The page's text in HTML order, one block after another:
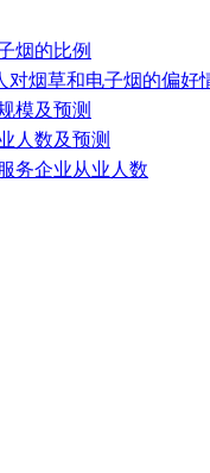
烟的比例
对烟草和电子烟的偏好
模及预测
人数及预测
务企业从业人数